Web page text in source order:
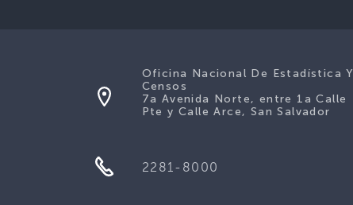
Oficina Nacional De Estadística Y
Censos
7a Avenida Norte, entre 1a Calle
Pte y Calle Arce, San Salvador
2281-8000